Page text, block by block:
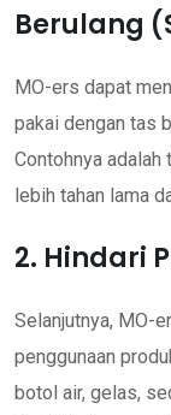
Berulang
MO-ers dapat
pakai dengan tas
Contohnya adalah
lebih tahan lama
2. Hindari
Selanjutnya, MO-
penggunaan
botol air, gelas,